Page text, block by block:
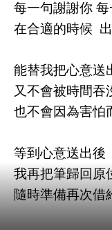
每一句謝謝你
在合適的時候
能替我把心意送
又不會被時間吞
也不會因為害怕
等到心意送出後
我再把筆歸回原
隨時準備再次借